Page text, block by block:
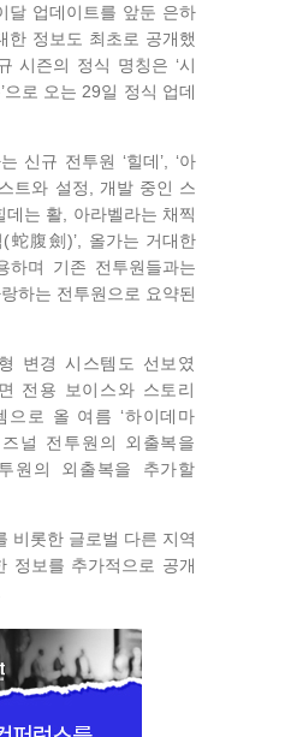
달 업데이트를 앞둔 은하
한 정보도 최초로 공개했
시즌의 정식 명칭은 ‘시
로 오는 29일 정식 업데
신규 전투원 ‘힐데’, ‘아
스트와 설정, 개발 중인 스
는 활, 아라벨라는 채찍
(蛇腹劍)’, 올가는 거대한
하며 기존 전투원들과는
하는 전투원으로 요약된
변경 시스템도 선보였
전용 보이스와 스토리
으로 올 여름 ‘하이데마
즈널 전투원의 외출복을
원의 외출복을 추가할
비롯한 글로벌 다른 지역
정보를 추가적으로 공개